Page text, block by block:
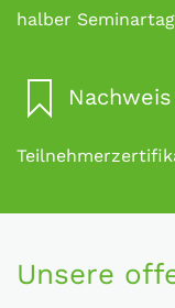
halber Seminartag
Nachweis
Unsere